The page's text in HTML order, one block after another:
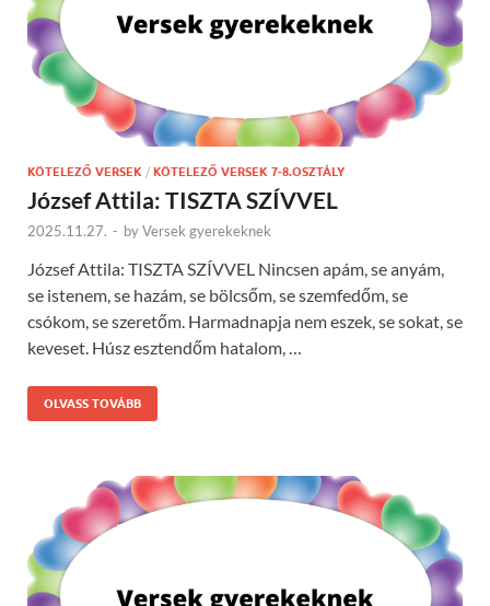
KÖTELEZŐ VERSEK / KÖTELEZŐ VERSEK 7-8.OSZTÁLY
József Attila: TISZTA SZÍVVEL
2025.11.27. - byVersek gyerekeknek
József Attila: TISZTA SZÍVVEL Nincsen apám, se anyám,
se istenem, se hazám, se bölcsőm, se szemfedőm, se
csókom, se szeretőm. Harmadnapja nem eszek, se sokat, se
keveset. Húsz esztendőm hatalom, …
OLVASS TOVÁBB